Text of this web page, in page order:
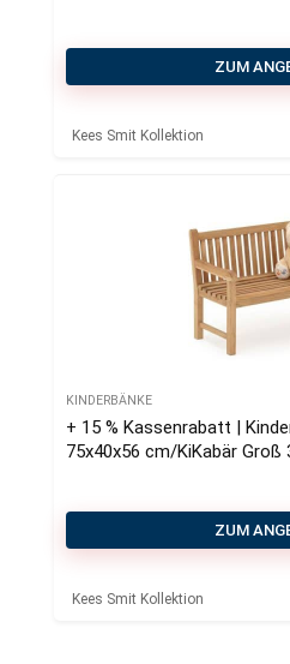
ZUM
Kees Smit Kollektion
KINDERBÄNKE
+ 15 % Kassenrabatt |
75x40x56 cm/KiKabär Groß
ZUM
Kees Smit Kollektion